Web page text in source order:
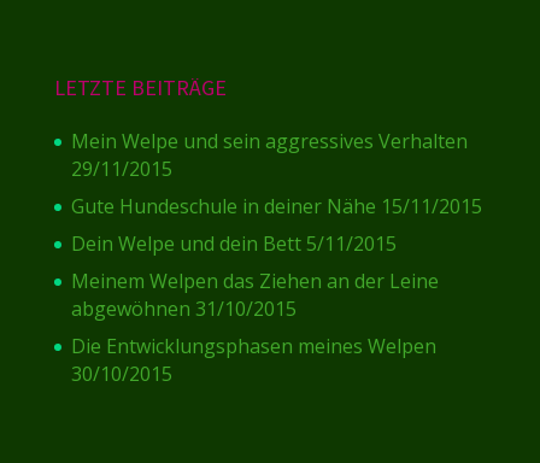
LETZTE BEITRÄGE
Mein Welpe und sein aggressives Verhalten
29/11/2015
Gute Hundeschule in deiner Nähe 15/11/2015
Dein Welpe und dein Bett 5/11/2015
Meinem Welpen das Ziehen an der Leine
abgewöhnen 31/10/2015
Die Entwicklungsphasen meines Welpen
30/10/2015